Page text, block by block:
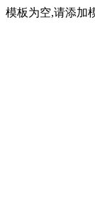
模板为空,请添加